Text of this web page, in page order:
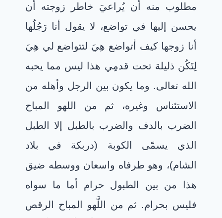
مطلوب منه أن يُراعيَ خاطر زوجته أن
يحسن إليها في تواضع، لا يقول أنا رَجُلُها
أنا زوجها كيف أتواضع هِيَ لتتواضع لي هِيَ
لِتَكُن ذليلة تحت قدمِي هذا ليس مما يحبه
الله تعالى. وما يكون بين الرجل وأهله من
الاستئناس وغيره، ثم من اللهو المباح
الضرب بالدف والضرب بالطبل إلا الطبل
الذي يسمّى الكوبة (دربكة في بلاد
الشام)، وهو طرفاه واسعان ووسطه ضيق
هذا من بين الطبول حرام أما ما سواه
فليس بحرام. ثم من اللَّهو المباح الرقص